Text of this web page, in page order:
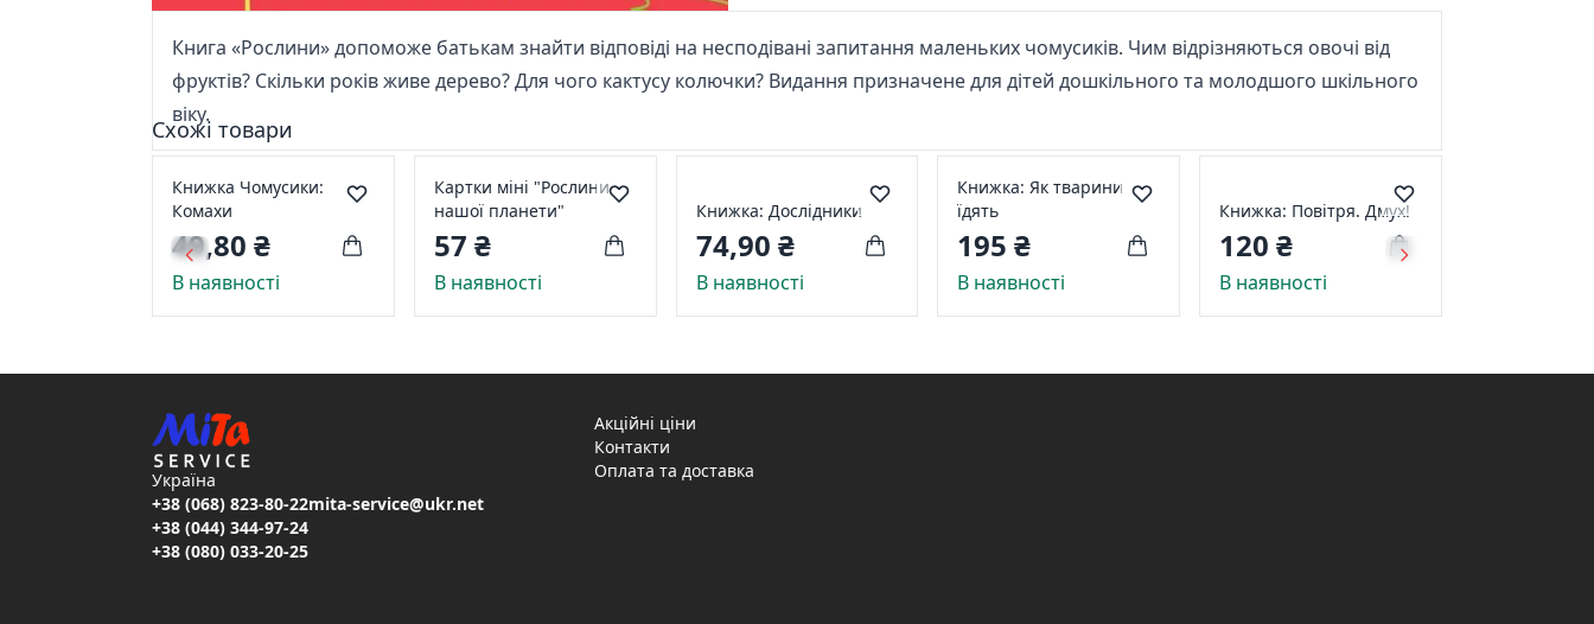
Книга «Рослини» допоможе батькам знайти відповіді на несподівані запитання маленьких чомусиків. Чим відрізняються овочі від
фруктів? Скільки років живе дерево? Для чого кактусу колючки? Видання призначене для дітей дошкільного та молодшого шкільного
віку.
Схожі товари
Книжка Чомусики:
Комахи
49,80 ₴
В наявності
Картки міні "Рослини
нашої планети"
57 ₴
В наявності
Книжка: Дослідники
74,90 ₴
В наявності
Книжка: Як тварини
їдять
195 ₴
В наявності
Книжка: Повітря. Дмух!
120 ₴
В наявності
Україна
+38 (068) 823-80-22
+38 (044) 344-97-24
+38 (080) 033-20-25
mita-service@ukr.net
Акційні ціни
Контакти
Оплата та доставка